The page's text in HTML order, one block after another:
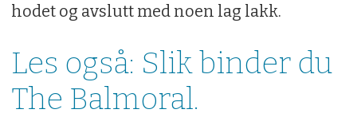
hodet og avslutt med noen lag lakk.
Les også: Slik binder du
The Balmoral.